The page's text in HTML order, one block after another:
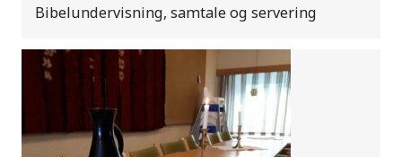
Bibelundervisning, samtale og servering